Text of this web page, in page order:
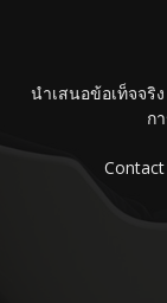
นำเสนอข้อเท็จจริ
ก
Contact